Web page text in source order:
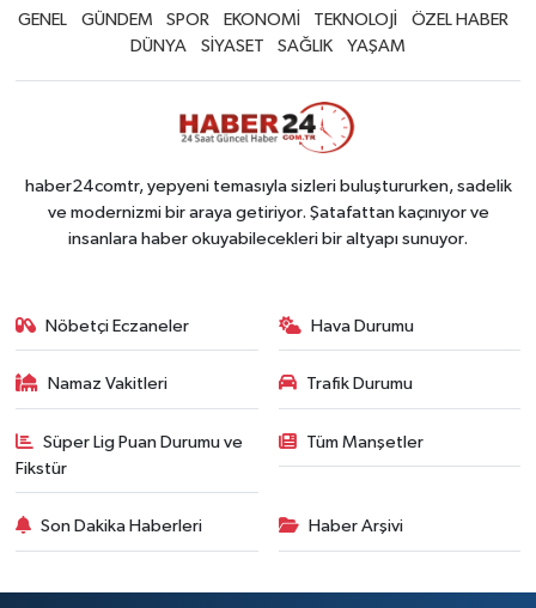
GENEL GÜNDEM SPOR EKONOMİ TEKNOLOJİ
ÖZEL HABER
DÜNYA
SİYASET SAĞLIK YAŞAM
haber24comtr, yepyeni temasıyla sizleri buluştururken, sadelik
ve modernizmi bir araya getiriyor. Şatafattan kaçınıyor ve
insanlara haber okuyabilecekleri bir altyapı sunuyor.
Nöbetçi Eczaneler Hava Durumu
Namaz Vakitleri Trafik Durumu
Süper Lig Puan Durumu ve
Fikstür
Tüm Manşetler
Son Dakika Haberleri Haber Arşivi